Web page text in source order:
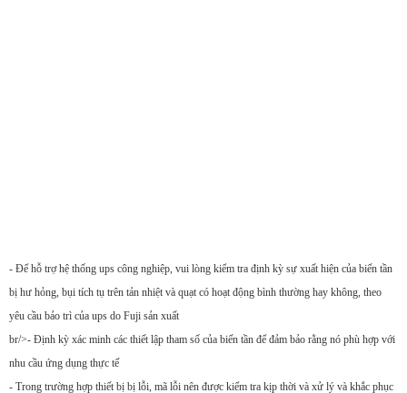
- Để hỗ trợ hệ thống ups công nghiệp, vui lòng kiểm tra định kỳ sự xuất hiện của biến tần
bị hư hỏng, bụi tích tụ trên tản nhiệt và quạt có hoạt động bình thường hay không, theo
yêu cầu bảo trì của ups do Fuji sản xuất
br/>- Định kỳ xác minh các thiết lập tham số của biến tần để đảm bảo rằng nó phù hợp với
nhu cầu ứng dụng thực tế
- Trong trường hợp thiết bị bị lỗi, mã lỗi nên được kiểm tra kịp thời và xử lý và khắc phục